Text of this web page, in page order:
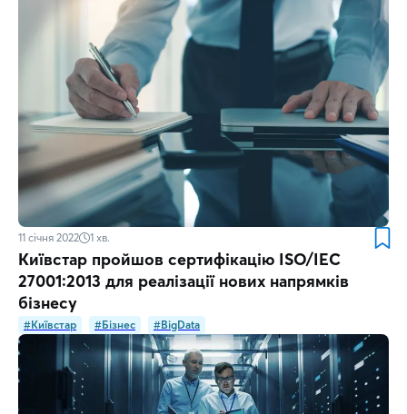
11 січня 2022 1 хв.
Київстар пройшов сертифікацію ISO/IEC
27001:2013 для реалізації нових напрямків
бізнесу
#Київстар #Бізнес #BigData